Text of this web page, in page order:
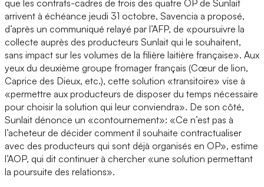
que les contrats-cadres de trois des quatre OP de Sunlait
arrivent à échéance jeudi 31 octobre, Savencia a proposé,
d’après un communiqué relayé par l’AFP, de «poursuivre la
collecte auprès des producteurs Sunlait qui le souhaitent,
sans impact sur les volumes de la filière laitière française». Aux
yeux du deuxième groupe fromager français (Cœur de lion,
Caprice des Dieux, etc.), cette solution «transitoire» vise à
«permettre aux producteurs de disposer du temps nécessaire
pour choisir la solution qui leur conviendra». De son côté,
Sunlait dénonce un «contournement»: «Ce n’est pas à
l’acheteur de décider comment il souhaite contractualiser
avec des producteurs qui sont déjà organisés en OP», estime
l’AOP, qui dit continuer à chercher «une solution permettant
la poursuite des relations».